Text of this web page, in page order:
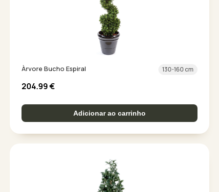
Àrvore Bucho Espiral 130-160 cm
204.99€
Adicionar ao carrinho